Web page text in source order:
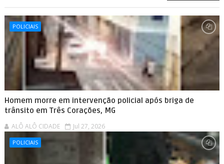
POLICIAIS
Homem morre em intervenção policial após briga de
trânsito em Três Corações, MG
ALÔ ALÔ CIDADE Jul 27, 2026
POLICIAIS